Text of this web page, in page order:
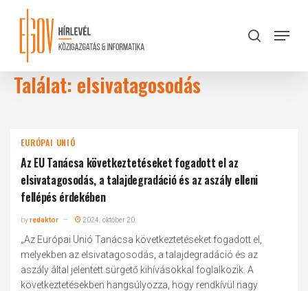
content
search
Menu
Találat: elsivatagosodás
EURÓPAI UNIÓ
Az EU Tanácsa következtetéseket fogadott el az
elsivatagosodás, a talajdegradáció és az aszály elleni
fellépés érdekében
byredaktor 2024. október 20.
„Az Európai Unió Tanácsa következtetéseket fogadott el,
melyekben az elsivatagosodás, a talajdegradáció és az
aszály által jelentett sürgető kihívásokkal foglalkozik. A
következtetésekben hangsúlyozza, hogy rendkívül nagy
Close